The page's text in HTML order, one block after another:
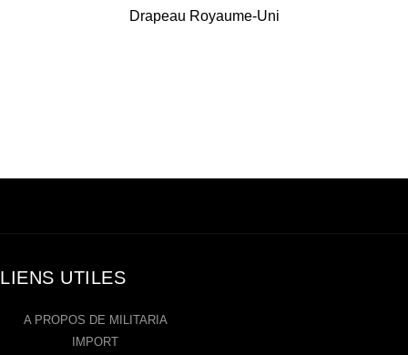
Drapeau Royaume-Uni
LIENS UTILES
A PROPOS DE MILITARIA
IMPORT